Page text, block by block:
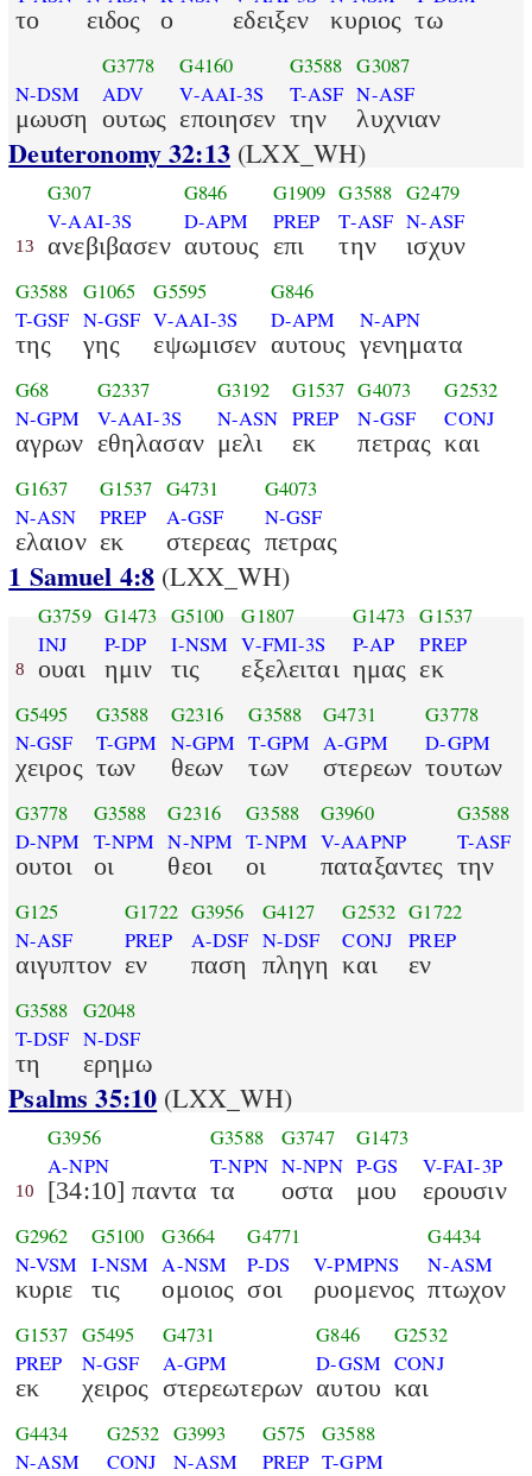
το ειδος ο εδειξεν κυριος τω
N-DSM
μωυση
G3778
ADV
ουτως
G4160
V-AAI-3S
εποιησεν
G3588
T-ASF
την
G3087
N-ASF
λυχνιαν
Deuteronomy 32:13(LXX_WH)
13
G307
V-AAI-3S
ανεβιβασεν
G846
D-APM
αυτους
G1909
PREP
επι
G3588
T-ASF
την
G2479
N-ASF
ισχυν
G3588
T-GSF
της
G1065
N-GSF
γης
G5595
V-AAI-3S
εψωμισεν
G846
D-APM
αυτους
N-APN
γενηματα
G68
N-GPM
αγρων
G2337
V-AAI-3S
εθηλασαν
G3192
N-ASN
μελι
G1537
PREP
εκ
G4073
N-GSF
πετρας
G2532
CONJ
και
G1637
N-ASN
ελαιον
G1537
PREP
εκ
G4731
A-GSF
στερεας
G4073
N-GSF
πετρας
1 Samuel 4:8 (LXX_WH)
8
G3759
INJ
ουαι
G1473
P-DP
ημιν
G5100
I-NSM
τις
G1807
V-FMI-3S
εξελειται
G1473
P-AP
ημας
G1537
PREP
εκ
G5495
N-GSF
χειρος
G3588
T-GPM
των
G2316
N-GPM
θεων
G3588
T-GPM
των
G4731
A-GPM
στερεων
G3778
D-GPM
τουτων
G3778
D-NPM
ουτοι
G3588
T-NPM
οι
G2316
N-NPM
θεοι
G3588
T-NPM
οι
G3960
V-AAPNP
παταξαντες
G3588
T-ASF
την
G125
N-ASF
αιγυπτον
G1722
PREP
εν
G3956
A-DSF
παση
G4127
N-DSF
πληγη
G2532
CONJ
και
G1722
PREP
εν
G3588
T-DSF
τη
G2048
N-DSF
ερημω
Psalms 35:10 (LXX_WH)
10
G3956
A-NPN
[34:10] παντα
G3588
T-NPN
τα
G3747
N-NPN
οστα
G1473
P-GS
μου
V-FAI-3P
ερουσιν
G2962
N-VSM
κυριε
G5100
I-NSM
τις
G3664
A-NSM
ομοιος
G4771
P-DS
σοι
V-PMPNS
ρυομενος
G4434
N-ASM
πτωχον
G1537
PREP
εκ
G5495
N-GSF
χειρος
G4731
A-GPM
στερεωτερων
G846
D-GSM
αυτου
G2532
CONJ
και
G4434
N-ASM
G2532
CONJ
G3993
N-ASM
G575
PREP
G3588
T-GPM